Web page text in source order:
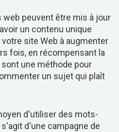
peuvent être mis à jour
un contenu unique
site Web à augmenter
fois, en récompensant la
une méthode pour
un sujet qui plaît
d'utiliser des mots-
d'une campagne de